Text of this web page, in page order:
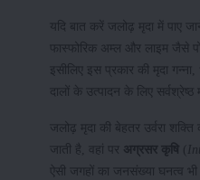
यदि बात करें जलोढ़ मृदा में पाए
फास्फोरिक अम्ल और लाइम जैसे
इसीलिए इस प्रकार की मृदा
दालों के उत्पादन के लिए सर्वश्रेष्ठ
जलोढ़ मृदा की बेहतर उर्वरा
जाती है, वहां पर अग्रसर कृषि (
ऐसी जगहों का जनसंख्या घनत्व भी